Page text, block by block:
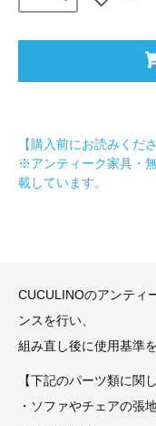
【購入前にお読みくださ
※アンティーク家具・
載しています。
CUCULINOのアンティ
ンスを行い、
組み直し後に使用基準
【下記のパーツ類に関
・ソファやチェアの張